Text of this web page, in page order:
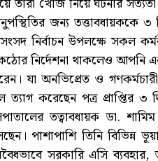
জন্য তত্তাবধায়ককে ৩
নির্বাচন উপলক্ষে সকল
নির্দেশনা থাকলেও আপনি
যা অনভিপ্রেত ও
ত্যাগ করেছেন পত্র প্রাপ্তির ৩
তত্বাবধায়ক ডা. শামিম
পাশাপাশি তিনি বিভিন্ন
সরকারি এসি ব্যবহার,